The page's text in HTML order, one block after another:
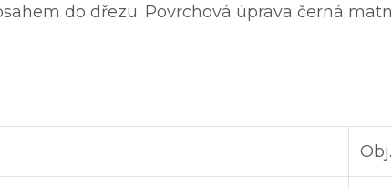
do dřezu. Povrchová úprava černá